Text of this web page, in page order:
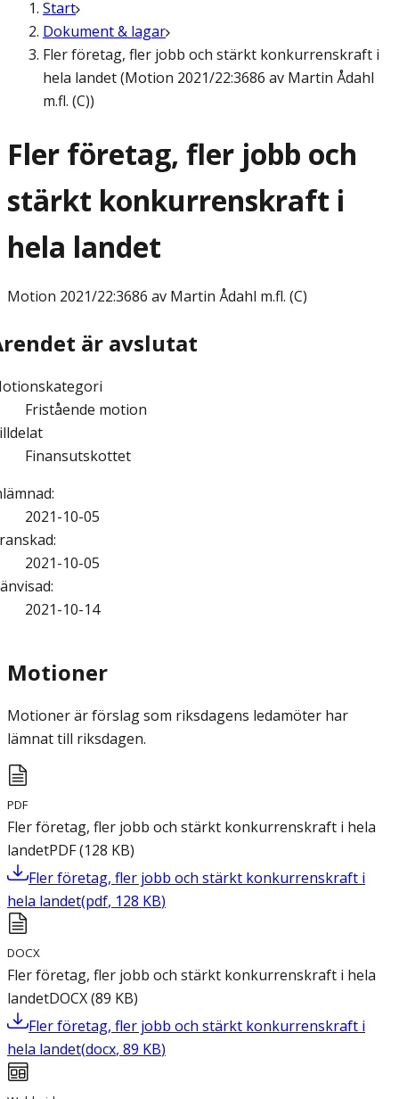
Start
Dokument & lagar
Fler företag, fler jobb och stärkt konkurrenskraft i
hela landet (Motion 2021/22:3686 av Martin Ådahl
m.fl. (C))
Fler företag, fler jobb och
stärkt konkurrenskraft i
hela landet
Motion 2021/22:3686 av Martin Ådahl m.fl. (C)
är avslutat
Fristående motion
Finansutskottet
:
2021-10-05
:
2021-10-05
:
2021-10-14
Motioner
Motioner är förslag som riksdagens ledamöter har
lämnat till riksdagen.
PDF
Fler företag, fler jobb och stärkt konkurrenskraft i hela
landetPDF(128 KB)
Fler företag, fler jobb och stärkt konkurrenskraft i
hela landet(pdf, 128 KB)
DOCX
Fler företag, fler jobb och stärkt konkurrenskraft i hela
landetDOCX(89 KB)
Fler företag, fler jobb och stärkt konkurrenskraft i
hela landet(docx, 89 KB)